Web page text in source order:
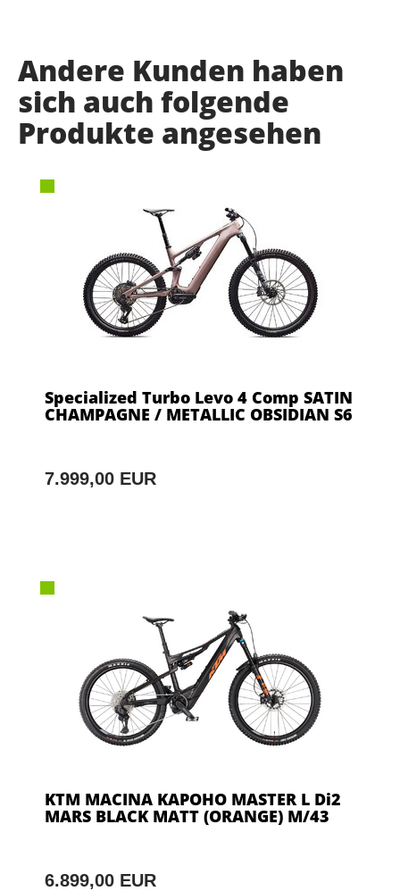
Andere Kunden haben
sich auch folgende
Produkte angesehen
Specialized Turbo Levo 4 Comp SATIN
CHAMPAGNE / METALLIC OBSIDIAN S6
7.999,00 EUR
KTM MACINA KAPOHO MASTER L Di2
MARS BLACK MATT (ORANGE) M/43
6.899,00 EUR